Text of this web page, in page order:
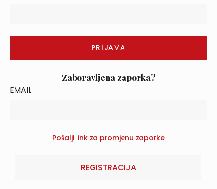
Zaboravljena zaporka?
EMAIL
REGISTRACIJA